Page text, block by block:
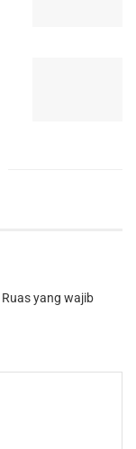
Ruas yang wajib